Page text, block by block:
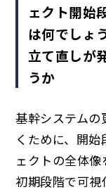
ェクト開始
は何でしょ
立て直しが
うか
基幹システム
くために、開
ェクトの全体
初期段階で可視